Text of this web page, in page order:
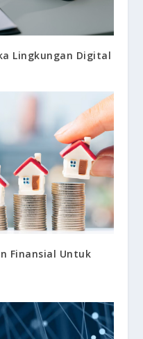
Lingkungan Digital
Finansial Untuk